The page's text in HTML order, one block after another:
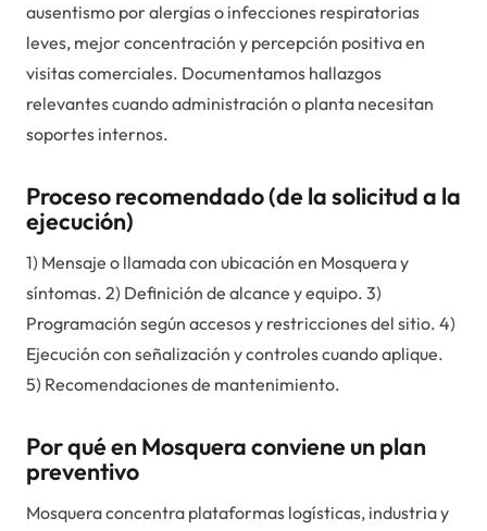
ausentismo por alergias o infecciones respiratorias
leves, mejor concentración y percepción positiva en
visitas comerciales. Documentamos hallazgos
relevantes cuando administración o planta necesitan
soportes internos.
Proceso recomendado (de la solicitud a la
ejecución)
1) Mensaje o llamada con ubicación en Mosquera y
síntomas. 2) Definición de alcance y equipo. 3)
Programación según accesos y restricciones del sitio. 4)
Ejecución con señalización y controles cuando aplique.
5) Recomendaciones de mantenimiento.
Por qué en Mosquera conviene un plan
preventivo
Mosquera concentra plataformas logísticas, industria y